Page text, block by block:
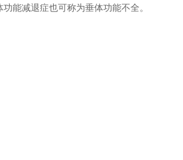
能减退症也可称为垂体功能不全。